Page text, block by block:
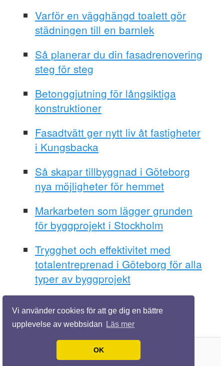
Vi använder cookies för att ge dig en bättre
upplevelse av webbsidan
Läs mer
OK
Varför en vägghängd toalett gör
städningen till en barnlek
Så planerar du din fasadrenovering
steg för steg
Betonggjutning för långsiktiga
konstruktioner
Fasadtvätt ger nytt liv åt fastigheter
i Kungsbacka
Så skapar tillbyggnad i Göteborg
nya möjligheter för hemmet
Markarbeten som lägger grunden
för byggprojekt i Stockholm
Trygghet och effektivitet med
totalentreprenad i Göteborg för alla
typer av byggprojekt
© 2026 Lärdigbygga.se. Alla rättigheter förbehållna.